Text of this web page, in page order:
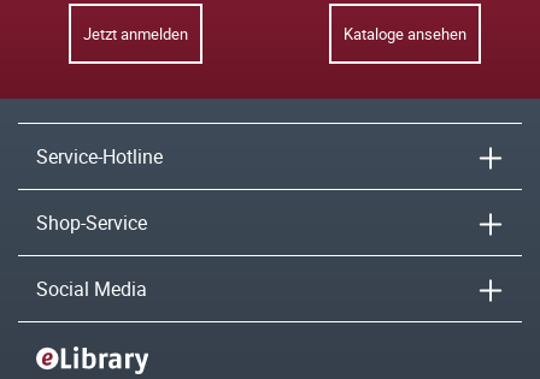
Jetzt anmelden Kataloge ansehen
Service-Hotline
Shop-Service
Social Media